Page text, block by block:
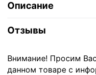
Описание
Отзывы
Внимание! Просим
данном товаре с